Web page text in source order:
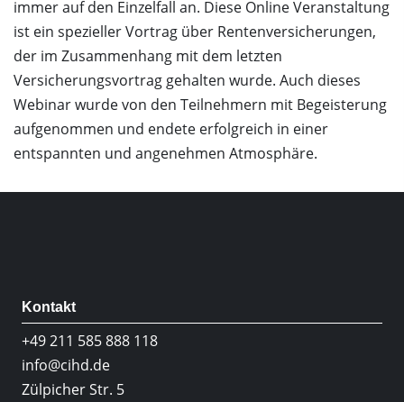
immer auf den Einzelfall an. Diese Online Veranstaltung
ist ein spezieller Vortrag über Rentenversicherungen,
der im Zusammenhang mit dem letzten
Versicherungsvortrag gehalten wurde. Auch dieses
Webinar wurde von den Teilnehmern mit Begeisterung
aufgenommen und endete erfolgreich in einer
entspannten und angenehmen Atmosphäre.
Kontakt
+49 211 585 888 118
info@cihd.de
Zülpicher Str. 5